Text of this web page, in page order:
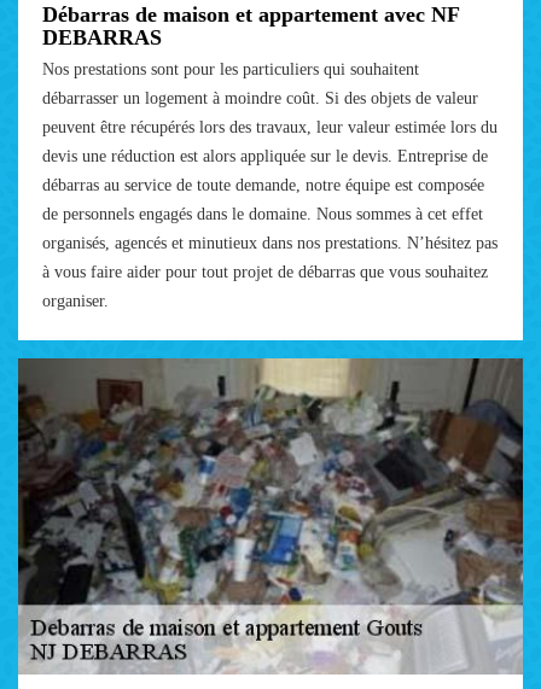
Débarras de maison et appartement avec NF
DEBARRAS
Nos prestations sont pour les particuliers qui souhaitent
débarrasser un logement à moindre coût. Si des objets de valeur
peuvent être récupérés lors des travaux, leur valeur estimée lors du
devis une réduction est alors appliquée sur le devis. Entreprise de
débarras au service de toute demande, notre équipe est composée
de personnels engagés dans le domaine. Nous sommes à cet effet
organisés, agencés et minutieux dans nos prestations. N’hésitez pas
à vous faire aider pour tout projet de débarras que vous souhaitez
organiser.